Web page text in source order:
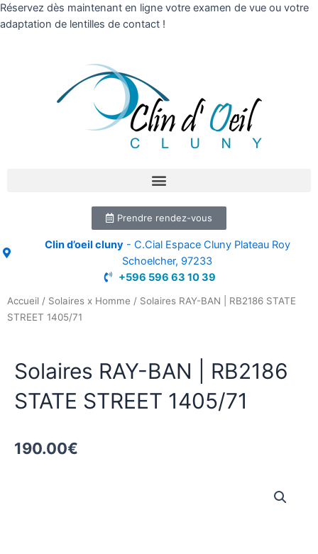
Réservez dès maintenant en ligne votre examen de vue ou votre
adaptation de lentilles de contact !
Prendre rendez-vous
Clin d’oeil cluny- C.Cial Espace Cluny Plateau Roy
Schoelcher, 97233
+596 596 63 10 39
Accueil / Solaires x Homme / Solaires RAY-BAN | RB2186 STATE
STREET 1405/71
Solaires RAY-BAN | RB2186
STATE STREET 1405/71
190.00€